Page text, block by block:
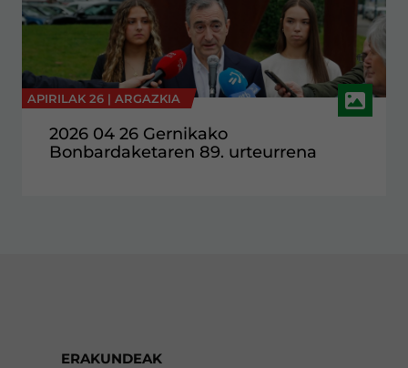
APIRILAK 26 | ARGAZKIA
2026 04 26 Gernikako
Bonbardaketaren 89. urteurrena
ERAKUNDEAK